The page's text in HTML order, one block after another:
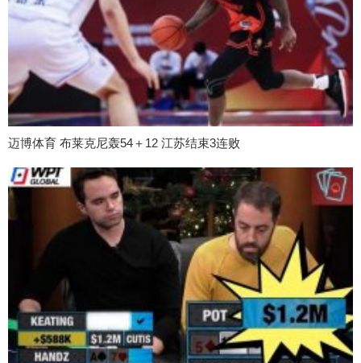
迈博体育 布莱克尼轰54＋12 江苏结束3连败